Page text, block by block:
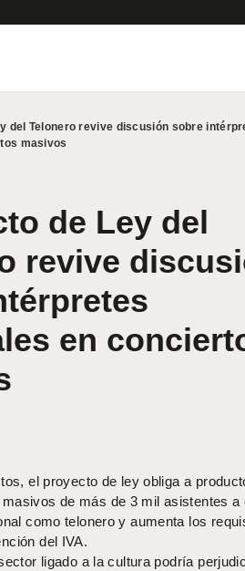
del Telonero revive discusión sobre
masivos
de Ley del
revive
en
el proyecto de ley obliga a
de más de 3 mil asistentes a
como telonero y aumenta los
del IVA.
ligado a la cultura podría